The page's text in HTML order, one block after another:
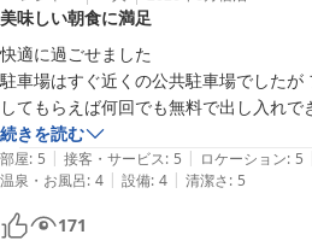
当ホテルでは、ビジネスのお疲れを癒
より丁寧な清掃と快適な環境づくりに
また、一日の活力となる朝食ビュッフ
けて何よりでございます。
ビジネスでお越しのお客様に、朝から
していただけるよう、今後もメニュー
またのご来館をスタッフ一同心よりお
美味しい朝食に満足
快適に過ごせました
駐車場はすぐ近くの公共駐車場でしたが
してもらえば何回でも無料で出し入れで
ル豊川まで行きました
ライブラリーカフェ で無料のドリンクを
い本をゆっくり読む事ができたのもよか
何よりもよかったのが朝食
無料でこんなに美味しい朝食がいただけ
続きを読む
部屋: 5 | 接客・サービス: 5 | ロケーション: 5
温泉・お風呂: 4 | 設備: 4 | 清潔さ: 5
171